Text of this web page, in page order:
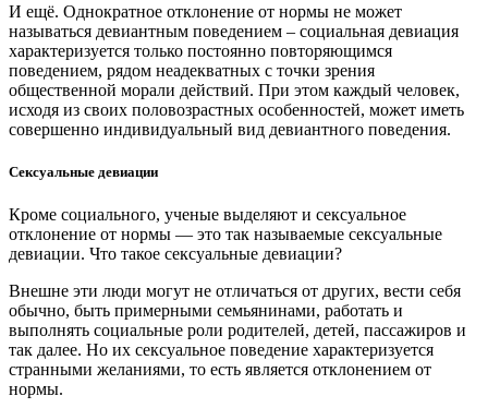
И ещё. Однократное отклонение от нормы не может
называться девиантным поведением – социальная девиация
характеризуется только постоянно повторяющимся
поведением, рядом неадекватных с точки зрения
общественной морали действий. При этом каждый человек,
исходя из своих половозрастных особенностей, может иметь
совершенно индивидуальный вид девиантного поведения.
Сексуальные девиации
Кроме социального, ученые выделяют и сексуальное
отклонение от нормы — это так называемые сексуальные
девиации. Что такое сексуальные девиации?
Внешне эти люди могут не отличаться от других, вести себя
обычно, быть примерными семьянинами, работать и
выполнять социальные роли родителей, детей, пассажиров и
так далее. Но их сексуальное поведение характеризуется
странными желаниями, то есть является отклонением от
нормы.